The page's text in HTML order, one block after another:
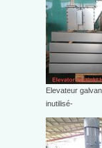
Elevateur
inutilisé-